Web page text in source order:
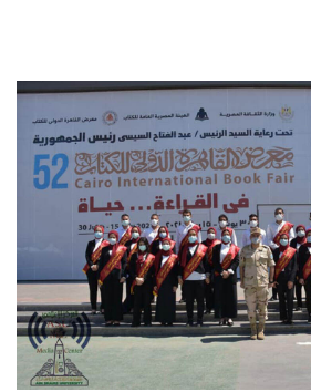
الطلاب
هيئة التدريس
الدراسات العليا
الخريجين
الموظفون